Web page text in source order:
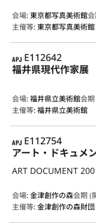
会場:東京都写真美術館
主催等:東京都写真美術館
APJ
E112642
福井県現代作家展
会場:福井県立美術館会
主催等:福井県立美術館
APJ
E112754
アート・ドキュメ
ART DOCUMENT
会場:金津創作の森会期 (
主催等:金津創作の森財